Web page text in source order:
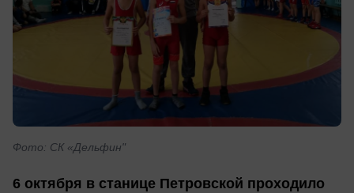
Фото: СК «Дельфин"
6 октября в станице Петровской проходило